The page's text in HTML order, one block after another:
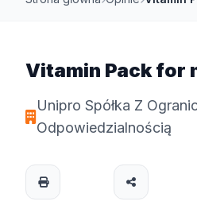
Vitamin Pack for
Unipro Spółka Z
Odpowiedzialnością